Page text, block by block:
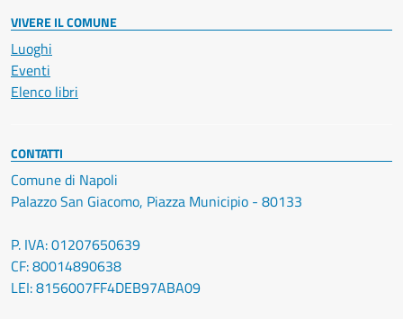
VIVERE IL COMUNE
Luoghi
Eventi
Elenco libri
CONTATTI
Comune di Napoli
Palazzo San Giacomo, Piazza Municipio - 80133
P. IVA: 01207650639
CF: 80014890638
LEI: 8156007FF4DEB97ABA09